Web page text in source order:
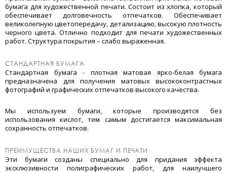
бумага для художественной печати. Состоит из хлопка, который
обеспечивает долговечность отпечатков. Обеспечивает
великолепную цветопередачу, детализацию, высокую плотность
черного цвета. Отлично подходит для печати художественных
работ. Структура покрытия – слабо выраженная.
СТАНДАРТНАЯ БУМАГА
Стандартная бумага - плотная матовая ярко-белая бумага
предназначена для получения матовых высококонтрастных
фотографий и графических отпечатков высокого качества.
Мы используем бумаги, которые производятся без
использования кислот, тем самым достигается максимальная
сохранность отпечатков.
ПРЕИМУЩЕСТВА НАШИХ БУМАГ И ПЕЧАТИ
Эти бумаги созданы специально для придания эффекта
эксклюзивности полиграфических работ, для наилучшего